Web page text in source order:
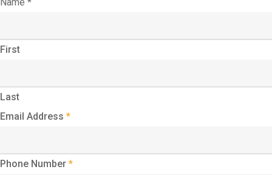
First
Last
Email Address *
Phone Number *